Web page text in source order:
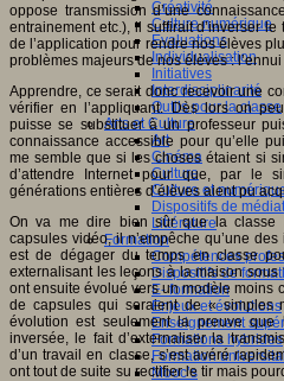
Créativité
Culture numérique
Evaluations
Individualisation
Initiatives
Interdisciplinarité
Outils pour la classe
Arts et Culture
Art
Cinéma
Culture
Culture et
Dispositifs de
Littérature
Formation
Compétences
Dispositifs de
E- formation
Enjeux et évolutions
Enseignement
Formations hybrides
Formation
Mooc’s
oppose transmission d’une
entrainement etc.), il suffirait d’inverser
de l’application pour rendre nos élèves
problèmes majeurs de nos élèves :
Apprendre, ce serait donc recevoir une
vérifier en l’appliquant. Dès lors on
puisse se substituer à un professeur
connaissance accessible pour qu’elle
me semble que si les choses étaient si
d’attendre Internet pour que, par le
générations entières d’élèves aient pu
On va me dire bien sûr que la classe
capsules vidéo, il n’empêche qu’une
est de dégager du temps en classe
externalisant les leçons à la maison
ont ensuite évolué vers un modèle moins
de capsules qui seraient de « simples
évolution est seulement la preuve
inversée, le fait d’externaliser la
d’un travail en classe, s’est avéré
ont tout de suite su rectifier le tir mais